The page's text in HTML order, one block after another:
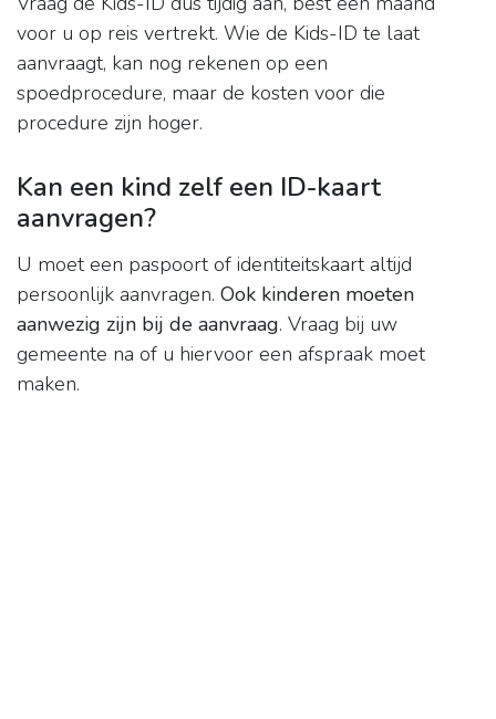
voor u op reis vertrekt. Wie de Kids-ID te laat
aanvraagt, kan nog rekenen op een
spoedprocedure, maar de kosten voor die
procedure zijn hoger.
Kan een kind zelf een ID-kaart
aanvragen?
U moet een paspoort of identiteitskaart altijd
persoonlijk aanvragen. Ook kinderen moeten
aanwezig zijn bij de aanvraag. Vraag bij uw
gemeente na of u hiervoor een afspraak moet
maken.